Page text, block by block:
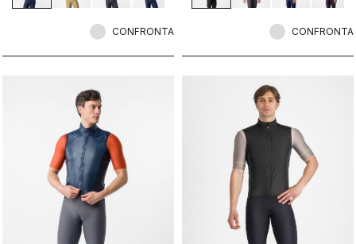
apertura.
CONFRONTA CONFRONTA